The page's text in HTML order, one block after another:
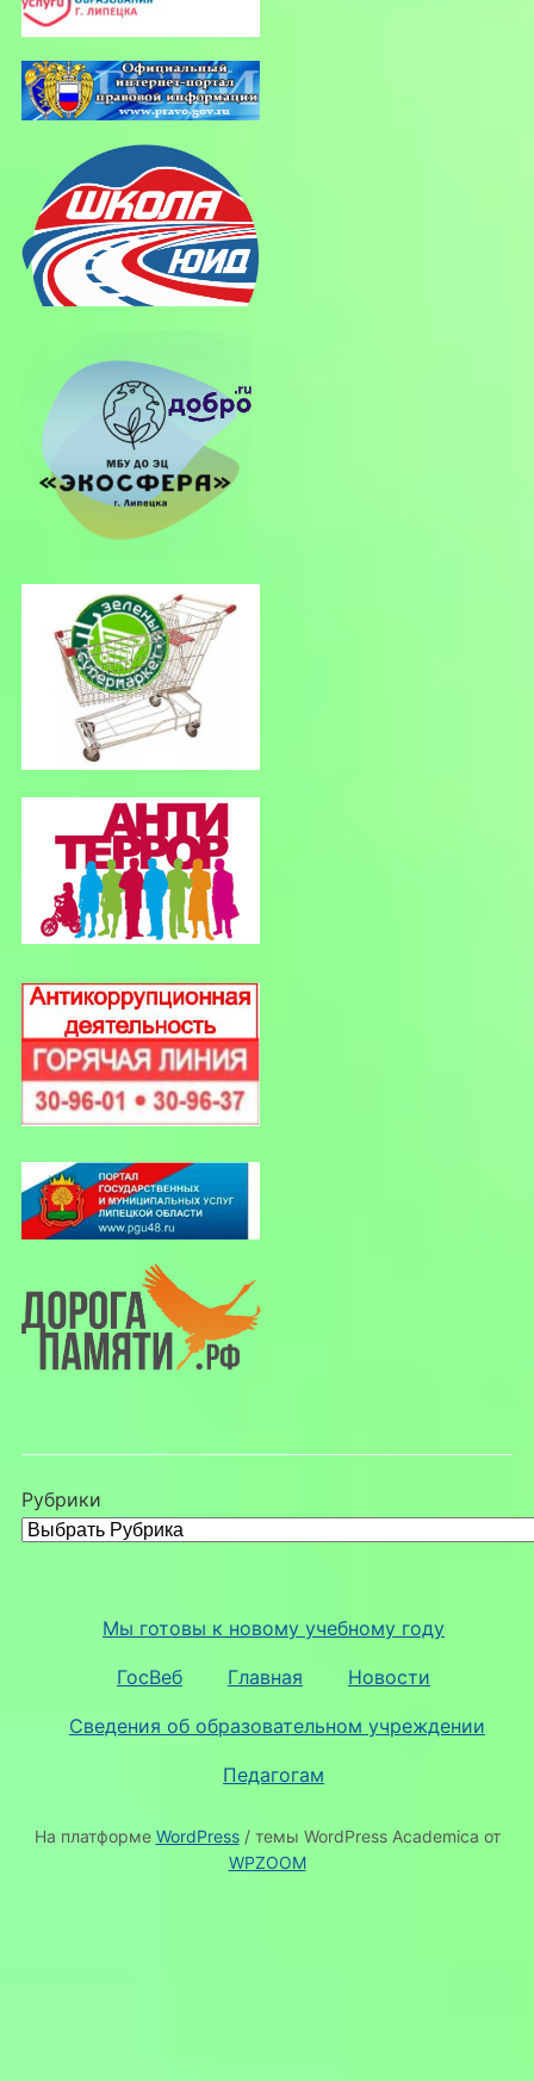
Рубрики
Мы готовы к новому учебному году
ГосВеб Главная Новости
Сведения об образовательном учреждении
Педагогам
На платформе WordPress/ темы WordPress Academica от
WPZOOM